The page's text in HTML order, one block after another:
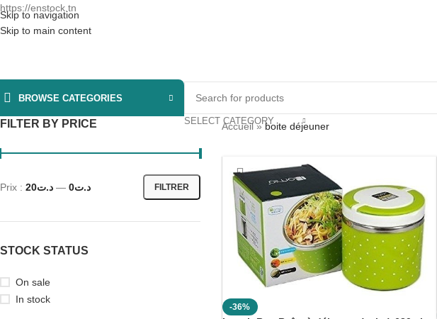
https://enstock.tn
Skip to navigation
Skip to main content
BROWSE CATEGORIES
SELECT CATEGORY
FILTER BY PRICE
FILTRER
Prix : د.ت0 — د.ت20
STOCK STATUS
On sale
In stock
Accueil»boite déjeuner
-36%